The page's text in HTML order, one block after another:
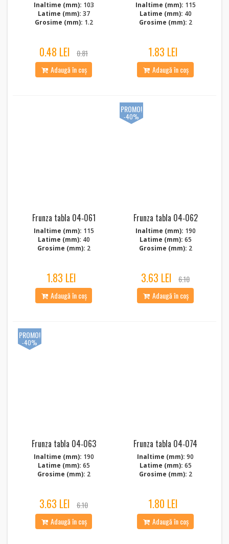
Inaltime (mm): 103
Latime (mm): 37
Grosime (mm): 1.2
0.48 LEI
0.81
Adaugă în coș
Inaltime (mm): 115
Latime (mm): 40
Grosime (mm): 2
1.83 LEI
Adaugă în coș
Frunza tabla 04‑061
Inaltime (mm): 115
Latime (mm): 40
Grosime (mm): 2
1.83 LEI
Adaugă în coș
Frunza tabla 04‑062
Inaltime (mm): 190
Latime (mm): 65
Grosime (mm): 2
3.63 LEI
6.10
Adaugă în coș
PROMO!
-40%
Frunza tabla 04‑063
Inaltime (mm): 190
Latime (mm): 65
Grosime (mm): 2
3.63 LEI
6.10
Adaugă în coș
PROMO!
-40%
Frunza tabla 04‑074
Inaltime (mm): 90
Latime (mm): 65
Grosime (mm): 2
1.80 LEI
Adaugă în coș